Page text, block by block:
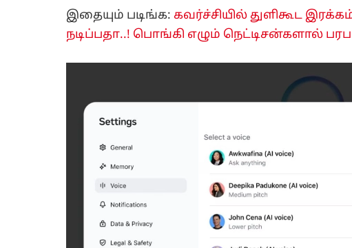
இதையும் படிங்க:கவர்ச்சியில் துளிகூட
நடிப்பதா..! பொங்கி எழும் நெட்டிசன்களால்